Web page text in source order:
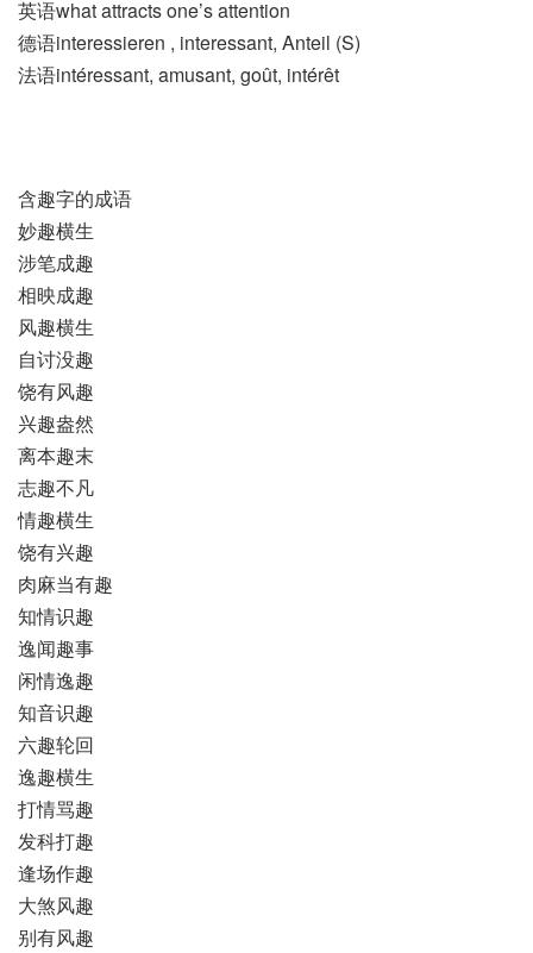
英语what attracts one’s attention
德语interessieren , interessant, Anteil (S)
法语intéressant, amusant, goût, intérêt
含趣字的成语
妙趣横生
涉笔成趣
相映成趣
风趣横生
自讨没趣
饶有风趣
兴趣盎然
离本趣末
志趣不凡
情趣横生
饶有兴趣
肉麻当有趣
知情识趣
逸闻趣事
闲情逸趣
知音识趣
六趣轮回
逸趣横生
打情骂趣
发科打趣
逢场作趣
大煞风趣
别有风趣